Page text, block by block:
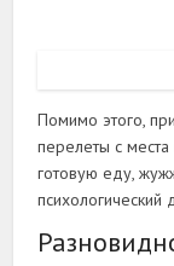
Помимо этого,
перелеты с места
готовую еду,
психологический